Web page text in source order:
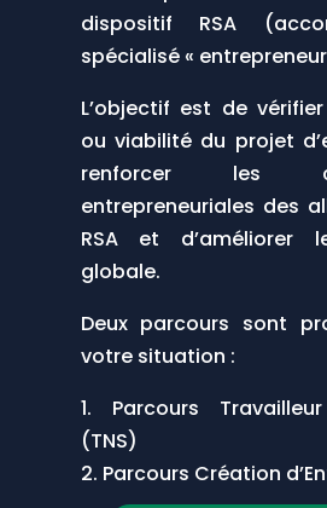
dispositif RSA
spécialisé «
L’objectif est de
ou viabilité du projet
renforcer les
entrepreneuriales des
RSA et d’améliorer
globale.
Deux parcours sont
votre situation :
1. Parcours
(TNS)
2. Parcours Création